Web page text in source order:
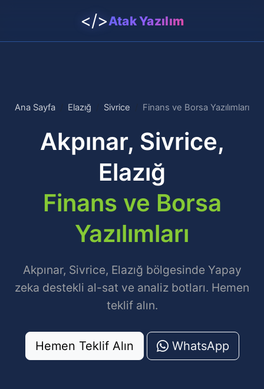
</>Atak Yazılım
Ana Sayfa Elazığ Sivrice Finans ve Borsa Yazılımları
Akpınar, Sivrice,
Elazığ
Finans ve Borsa
Yazılımları
Akpınar, Sivrice, Elazığ bölgesinde Yapay
zeka destekli al-sat ve analiz botları. Hemen
teklif alın.
Hemen Teklif Alın WhatsApp